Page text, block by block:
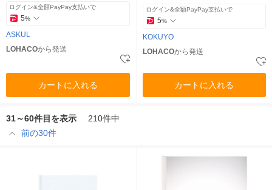
ログイン&全額PayPay支払いで
5%
ASKUL
LOHACOから発送
カートに入れる
ログイン&全額PayPay支払いで
5%
KOKUYO
LOHACOから発送
カートに入れる
31～60件目を表示
210件中
前の30件